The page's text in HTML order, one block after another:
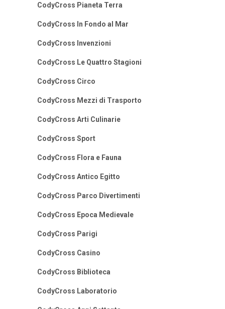
CodyCross Pianeta Terra
CodyCross In Fondo al Mar
CodyCross Invenzioni
CodyCross Le Quattro Stagioni
CodyCross Circo
CodyCross Mezzi di Trasporto
CodyCross Arti Culinarie
CodyCross Sport
CodyCross Flora e Fauna
CodyCross Antico Egitto
CodyCross Parco Divertimenti
CodyCross Epoca Medievale
CodyCross Parigi
CodyCross Casino
CodyCross Biblioteca
CodyCross Laboratorio